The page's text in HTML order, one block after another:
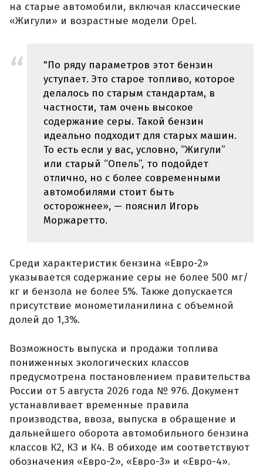
на старые автомобили, включая классические
«Жигули» и возрастные модели Opel.
"По ряду параметров этот бензин
уступает. Это старое топливо, которое
делалось по старым стандартам, в
частности, там очень высокое
содержание серы. Такой бензин
идеально подходит для старых машин.
То есть если у вас, условно, “Жигули”
или старый “Опель”, то подойдет
отлично, но с более современными
автомобилями стоит быть
осторожнее», — пояснил Игорь
Моржаретто.
Среди характеристик бензина «Евро-2»
указывается содержание серы не более 500 мг/
кг и бензола не более 5%. Также допускается
присутствие монометиланилина с объемной
долей до 1,3%.
Возможность выпуска и продажи топлива
пониженных экологических классов
предусмотрена постановлением правительства
России от 5 августа 2026 года № 976. Документ
устанавливает временные правила
производства, ввоза, выпуска в обращение и
дальнейшего оборота автомобильного бензина
классов К2, К3 и К4. В обиходе им соответствуют
обозначения «Евро-2», «Евро-3» и «Евро-4».